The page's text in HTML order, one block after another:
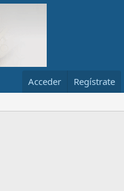
Acceder Regístrate